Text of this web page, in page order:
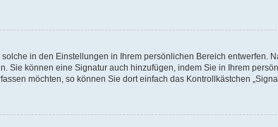
in den Einstellungen in Ihrem persönlichen Bereich entwerfen.
Sie können eine Signatur auch hinzufügen, indem Sie in Ihrem
möchten, so können Sie dort einfach das Kontrollkästchen